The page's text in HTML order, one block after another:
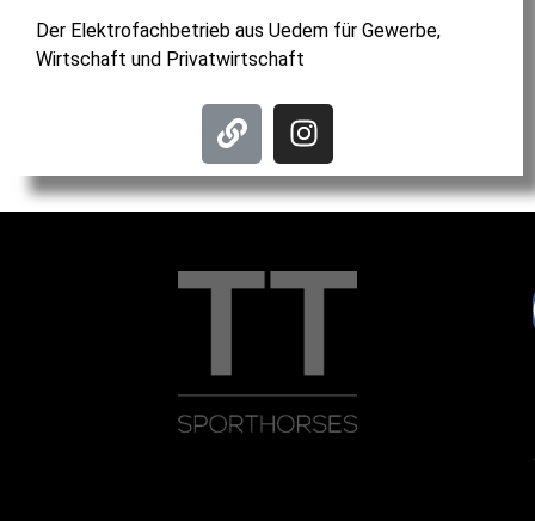
Der Elektrofachbetrieb aus Uedem für Gewerbe,
Wirtschaft und Privatwirtschaft